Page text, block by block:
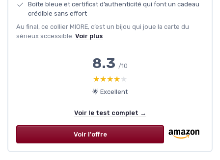
Boîte bleue et certificat d’authenticité qui font un cadeau
crédible sans effort
Au final, ce collier MIORE, c’est un bijou qui joue la carte du
sérieux accessible. Voir plus
8.3 /10
★★★★★
★★★★★
🌟 Excellent
Voir le test complet →
Voir l'offre